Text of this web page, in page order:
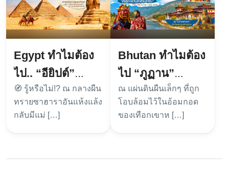
Egypt ทำไมต้อง
ไป.. “อียิปต์”
Whispers of the
Nile 🧭🌅 กับ The
Wild Chronicles
🧭 รู้หรือไม่!? ณ กลางผืน
ทรายซาฮาราอันแห้งแล้ง
กลับมีแม่ […]
Bhutan ทำไมต้อง
ไป “ภูฏาน”
เทศกาลวันชาติ
โบราณ กับ The
ณ แผ่นดินผืนเล็กๆ ที่ถูก
โอบล้อมไว้ในอ้อมกอด
ของเทือกเขาห […]